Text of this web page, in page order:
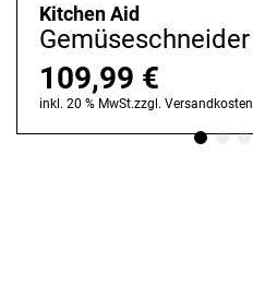
Kitchen Aid
Gemüseschneider
109,99 €
inkl. 20 % MwSt.zzgl. Versandkosten